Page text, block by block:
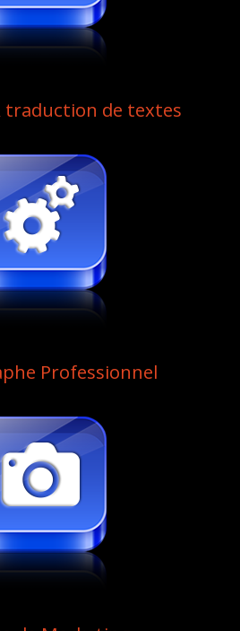
traduction de textes
Professionnel